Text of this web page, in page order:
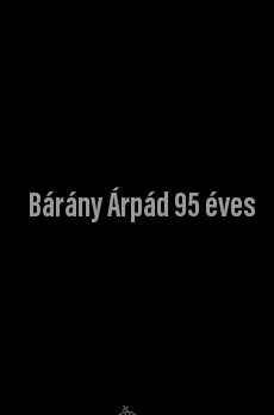
Bárány Árpád 95 éves